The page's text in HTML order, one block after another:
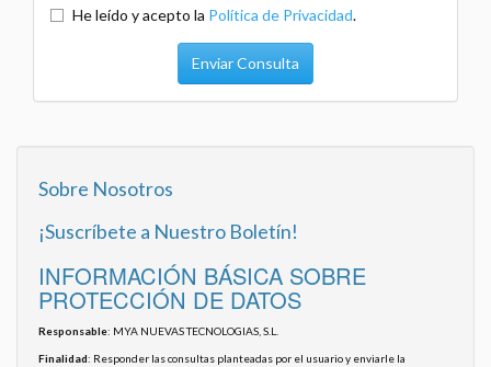
He leído y acepto la Política de Privacidad.
Enviar Consulta
Sobre Nosotros
¡Suscríbete a Nuestro Boletín!
INFORMACIÓN BÁSICA SOBRE
PROTECCIÓN DE DATOS
Responsable: MYA NUEVAS TECNOLOGIAS, S.L.
Finalidad: Responder las consultas planteadas por el usuario y enviarle la